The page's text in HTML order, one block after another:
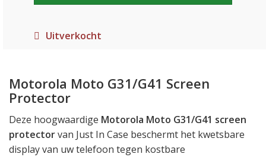
Uitverkocht
Motorola Moto G31/G41 Screen
Protector
Deze hoogwaardige Motorola Moto G31/G41 screen
protectorvan Just In Case beschermt het kwetsbare
display van uw telefoon tegen kostbare